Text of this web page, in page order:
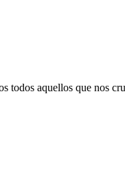
todos aquellos que nos